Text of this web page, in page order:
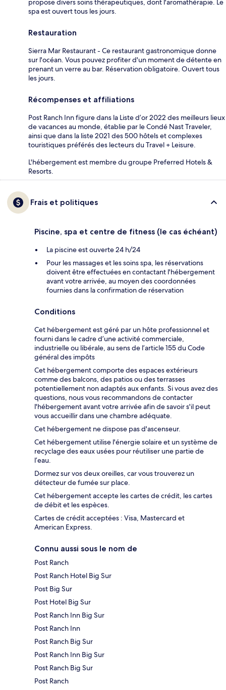
propose divers soins thérapeutiques, dont l'aromathérapie. Le
spa est ouvert tous les jours.
Restauration
Sierra Mar Restaurant - Ce restaurant gastronomique donne
sur l'océan. Vous pouvez profiter d'un moment de détente en
prenant un verre au bar. Réservation obligatoire. Ouvert tous
les jours.
Récompenses et affiliations
Post Ranch Inn figure dans la Liste d’or 2022 des meilleurs lieux
de vacances au monde, établie par le Condé Nast Traveler,
ainsi que dans la liste 2021 des 500 hôtels et complexes
touristiques préférés des lecteurs du Travel + Leisure.
L'hébergement est membre du groupe Preferred Hotels &
Resorts.
Frais et politiques
Piscine, spa et centre de fitness (le cas échéant)
La piscine est ouverte 24 h/24
Pour les massages et les soins spa, les réservations
doivent être effectuées en contactant l'hébergement
avant votre arrivée, au moyen des coordonnées
fournies dans la confirmation de réservation
Conditions
Cet hébergement est géré par un hôte professionnel et
fourni dans le cadre d’une activité commerciale,
industrielle ou libérale, au sens de l’article 155 du Code
général des impôts
Cet hébergement comporte des espaces extérieurs
comme des balcons, des patios ou des terrasses
potentiellement non adaptés aux enfants. Si vous avez des
questions, nous vous recommandons de contacter
l'hébergement avant votre arrivée afin de savoir s'il peut
vous accueillir dans une chambre adéquate.
Cet hébergement ne dispose pas d'ascenseur.
Cet hébergement utilise l'énergie solaire et un système de
recyclage des eaux usées pour réutiliser une partie de
l’eau.
Dormez sur vos deux oreilles, car vous trouverez un
détecteur de fumée sur place.
Cet hébergement accepte les cartes de crédit, les cartes
de débit et les espèces.
Cartes de crédit acceptées : Visa, Mastercard et
American Express.
Connu aussi sous le nom de
Post Ranch
Post Ranch Hotel Big Sur
Post Big Sur
Post Hotel Big Sur
Post Ranch Inn Big Sur
Post Ranch Inn
Post Ranch Big Sur
Post Ranch Inn Big Sur
Post Ranch Big Sur
Post Ranch